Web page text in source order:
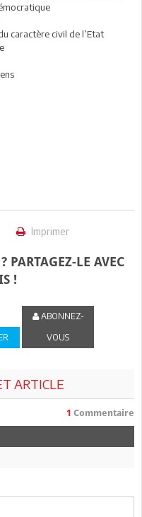
caractère civil de l’Etat
Imprimer
PARTAGEZ-LE AVEC
!
ABONNEZ-
VOUS
ARTICLE
1 Commentaire